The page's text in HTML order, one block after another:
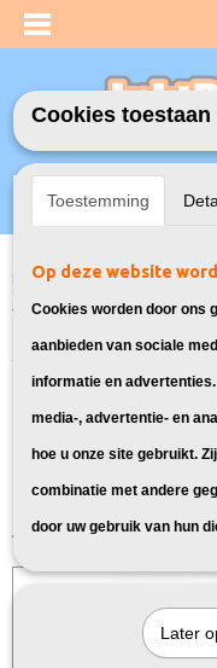
Inloggen
Home>Model Printer>PGI-
Alle
Canon Pixma
Cookies toestaan
Toestemming
Op deze website
Cookies worden door ons
aanbieden van sociale
informatie en
media-, advertentie- en
hoe u onze site gebruikt.
combinatie met andere
door uw gebruik van hun
Later